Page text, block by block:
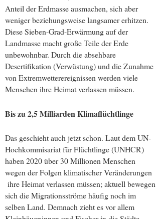
Anteil der Erdmasse ausmachen, sich aber
weniger beziehungsweise langsamer erhitzen.
Diese Sieben-Grad-Erwärmung auf der
Landmasse macht große Teile der Erde
unbewohnbar. Durch die absehbare
Desertifikation (Verwüstung) und die Zunahme
von Extremwetterereignissen werden viele
Menschen ihre Heimat verlassen müssen.
Bis zu 2,5 Milliarden Klimaflüchtlinge
Das geschieht auch jetzt schon. Laut dem UN-
Hochkommisariat für Flüchtlinge (UNHCR)
haben 2020 über 30 Millionen Menschen
wegen der Folgen klimatischer Veränderungen
ihre Heimat verlassen müssen; aktuell bewegen
sich die Migrationsströme häufig noch im
selben Land. Demnach zieht es vor allem